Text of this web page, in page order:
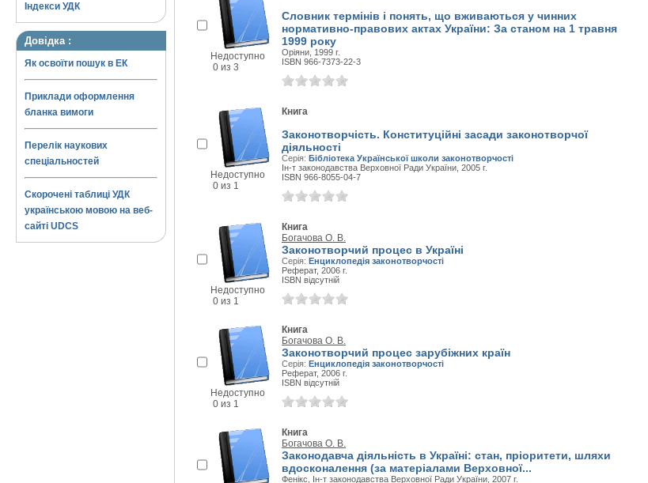
Індекси УДК
Довідка :
Як освоїти пошук в ЕК
Приклади оформлення
бланка вимоги
Перелік наукових
спеціальностей
Скорочені таблиці УДК
українською мовою на веб-
сайті UDCS
Недоступно
0 из 3
Словник термінів і понять, що вживаються у чинних
нормативно-правових актах України: За станом на 1 травня
1999 року
Оріяни, 1999 г.
ISBN 966-7373-22-3
Недоступно
0 из 1
Книга
Законотворчість. Конституційні засади законотворчої
діяльності
Серія: Бібліотека Української школи законотворчості
Ін-т законодавства Верховної Ради України, 2005 г.
ISBN 966-8055-04-7
Недоступно
0 из 1
Книга
Богачова О. В.
Законотворчий процес в Україні
Серія: Енциклопедія законотворчості
Реферат, 2006 г.
ISBN відсутній
Недоступно
0 из 1
Книга
Богачова О. В.
Законотворчий процес зарубіжних країн
Серія: Енциклопедія законотворчості
Реферат, 2006 г.
ISBN відсутній
Книга
Богачова О. В.
Законодавча діяльність в Україні: стан, пріоритети, шляхи
вдосконалення (за матеріалами Верховної...
Фенікс, Ін-т законодавства Верховної Ради України, 2007 г.